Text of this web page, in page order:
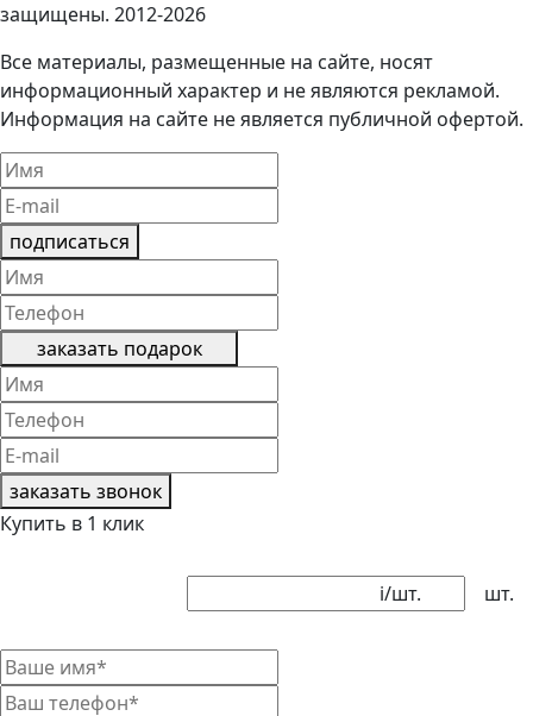
защищены. 2012-2026
Все материалы, размещенные на сайте, носят
информационный характер и не являются рекламой.
Информация на сайте не является публичной офертой.
подписаться
заказать подарок
заказать звонок
Купить в 1 клик
шт.
i/шт.